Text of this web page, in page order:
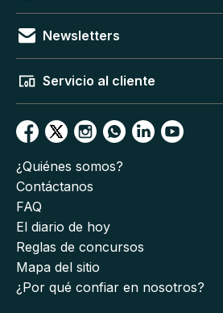
Newsletters
Servicio al cliente
¿Quiénes somos?
Contáctanos
FAQ
El diario de hoy
Reglas de concursos
Mapa del sitio
¿Por qué confiar en nosotros?